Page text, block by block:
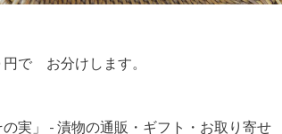
で お分けします。
の実」 - 漬物の通販・ギフト・お取り寄せ